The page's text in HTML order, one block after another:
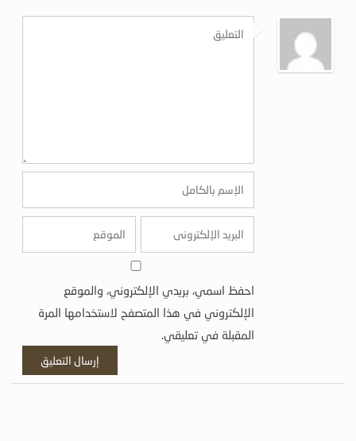
احفظ اسمي، بريدي الإلكتروني، والموقع
الإلكتروني في هذا المتصفح لاستخدامها المرة
المقبلة في تعليقي.